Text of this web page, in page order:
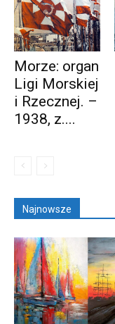
Morze: organ
Ligi Morskiej
i Rzecznej. –
1938, z....
Najnowsze